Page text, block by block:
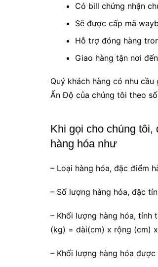
Có bill chứng nhận
Sẽ được cấp mã
Hỗ trợ đóng hàng
Giao hàng tận nơi
Quý khách hàng có nhu
Ấn Độ của chúng tôi theo
Khi gọi cho chúng tôi,
hàng hóa như
– Loại hàng hóa, đặc điểm
– Số lượng hàng hóa, đặc
– Khối lượng hàng hóa,
(kg) = dài(cm) x rộng (cm)
– Khối lượng hàng hóa